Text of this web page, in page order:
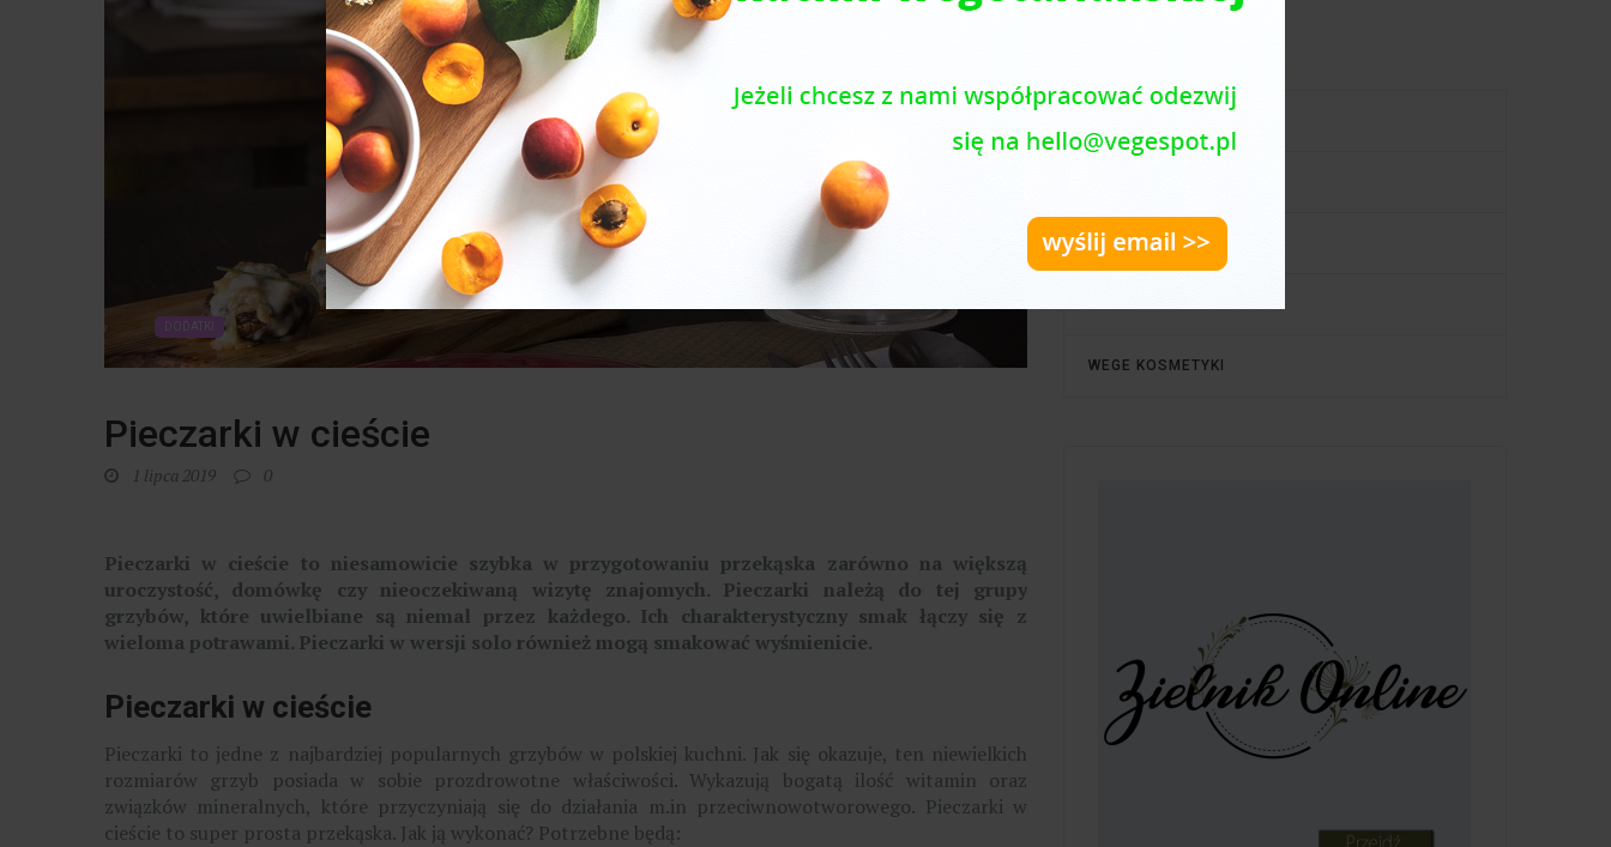
DODATKI
Pieczarki w cieście
1 lipca 2019 0
Pieczarki w cieście to niesamowicie szybka w przygotowaniu przekąska zarówno na większą
uroczystość, domówkę czy nieoczekiwaną wizytę znajomych. Pieczarki należą do tej grupy
grzybów, które uwielbiane są niemal przez każdego. Ich charakterystyczny smak łączy się z
wieloma potrawami. Pieczarki w wersji solo również mogą smakować wyśmienicie.
Pieczarki w cieście
Pieczarki to jedne z najbardziej popularnych grzybów w polskiej kuchni. Jak się okazuje, ten niewielkich
rozmiarów grzyb posiada w sobie prozdrowotne właściwości. Wykazują bogatą ilość witamin oraz
związków mineralnych, które przyczyniają się do działania m.in przeciwnowotworowego. Pieczarki w
cieście to super prosta przekąska. Jak ją wykonać? Potrzebne będą:
PORADNIK ZDROWIE
WEGE KOSMETYKI